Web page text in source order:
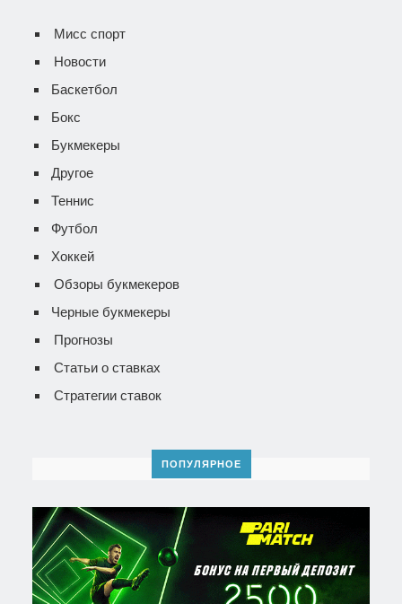
Мисс спорт
Новости
Баскетбол
Бокс
Букмекеры
Другое
Теннис
Футбол
Хоккей
Обзоры букмекеров
Черные букмекеры
Прогнозы
Статьи о ставках
Стратегии ставок
ПОПУЛЯРНОЕ